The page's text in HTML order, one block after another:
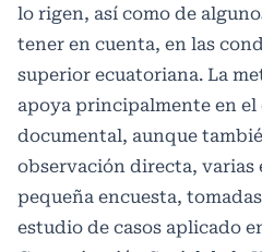
lo rigen, así como de
tener en cuenta, en las
superior ecuatoriana. La
apoya principalmente en
documental, aunque
observación directa, varias
pequeña encuesta,
estudio de casos aplicado